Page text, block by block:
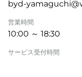
byd-
営業時間
10:00 ～ 18:30
サービス受付時間